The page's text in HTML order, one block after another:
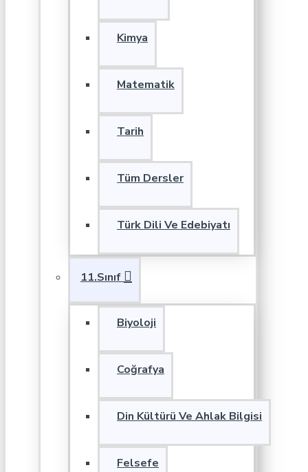
Kimya
Matematik
Tarih
Tüm Dersler
Türk Dili Ve Edebiyatı
11.Sınıf
Biyoloji
Coğrafya
Din Kültürü Ve Ahlak Bilgisi
Felsefe